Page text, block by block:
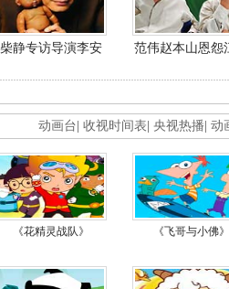
柴静专访导演李安 范伟赵本山恩怨
动画台 收视时间表 央视热播 动
《花精灵战队》 《飞哥与小佛》